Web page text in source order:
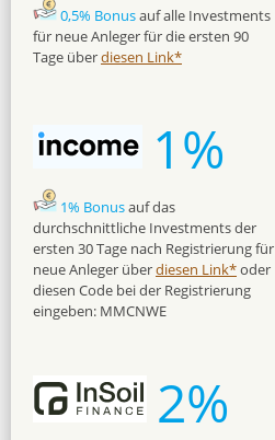
0,5% Bonusauf alle Investments
für neue Anleger für die ersten 90
Tage überdiesen Link*
1%
1% Bonusauf das
durchschnittliche Investments der
ersten 30 Tage nach Registrierung für
neue Anleger überdiesen Link*oder
diesen Code bei der Registrierung
eingeben: MMCNWE
2%